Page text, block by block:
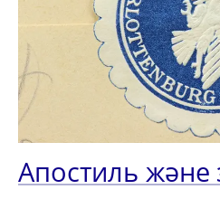
Апостиль және